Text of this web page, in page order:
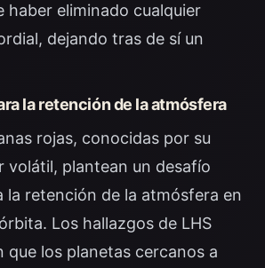
haber eliminado cualquier
dejando tras de sí un
la retención de la atmósfera
rojas, conocidas por su
volátil, plantean un desafío
la retención de la atmósfera en
Los hallazgos de LHS
que los planetas cercanos a